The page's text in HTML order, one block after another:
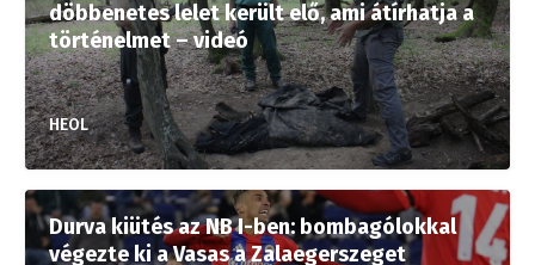
döbbenetes lelet került elő, ami átírhatja a
történelmet – videó
HEOL
Durva kiütés az NB I-ben: bombagólokkal
végezte ki a Vasas a Zalaegerszeget